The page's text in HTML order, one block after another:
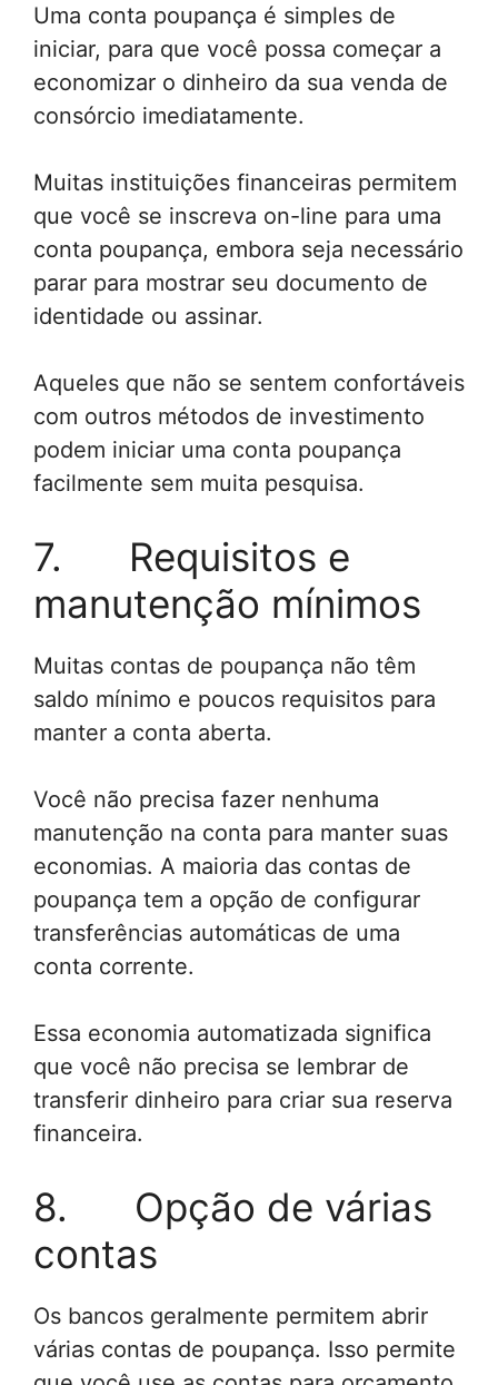
Uma conta poupança é simples de
iniciar, para que você possa começar a
economizar o dinheiro da sua venda de
consórcio imediatamente.
Muitas instituições financeiras permitem
que você se inscreva on-line para uma
conta poupança, embora seja necessário
parar para mostrar seu documento de
identidade ou assinar.
Aqueles que não se sentem confortáveis
​​com outros métodos de investimento
podem iniciar uma conta poupança
facilmente sem muita pesquisa.
7. Requisitos e
manutenção mínimos
Muitas contas de poupança não têm
saldo mínimo e poucos requisitos para
manter a conta aberta.
Você não precisa fazer nenhuma
manutenção na conta para manter suas
economias. A maioria das contas de
poupança tem a opção de configurar
transferências automáticas de uma
conta corrente.
Essa economia automatizada significa
que você não precisa se lembrar de
transferir dinheiro para criar sua reserva
financeira.
8. Opção de várias
contas
Os bancos geralmente permitem abrir
várias contas de poupança. Isso permite